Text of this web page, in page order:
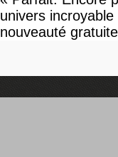
univers
nouveauté